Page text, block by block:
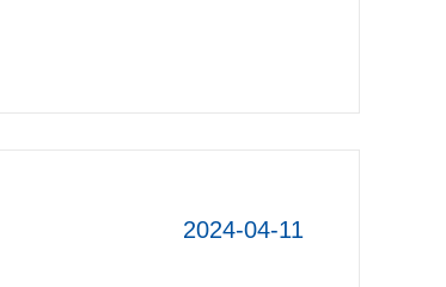
2024-04-11